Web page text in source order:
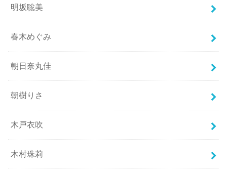
明坂聡美
春木めぐみ
朝日奈丸佳
朝樹りさ
木戸衣吹
木村珠莉